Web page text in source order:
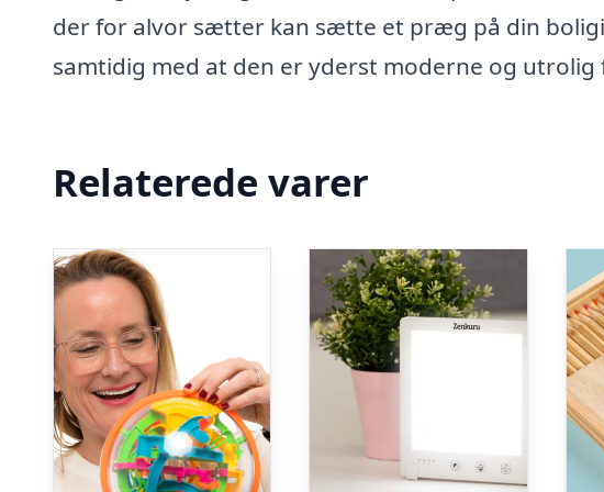
der for alvor sætter kan sætte et præg på din
samtidig med at den er yderst moderne og utrolig
Relaterede varer